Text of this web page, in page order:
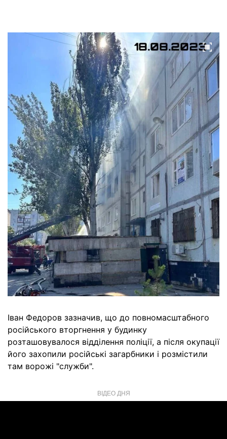
Іван Федоров зазначив, що до повномасштабного
російського вторгнення у будинку
розташовувалося відділення поліції, а після окупації
його захопили російські загарбники і розмістили
там ворожі "служби".
ВІДЕО ДНЯ